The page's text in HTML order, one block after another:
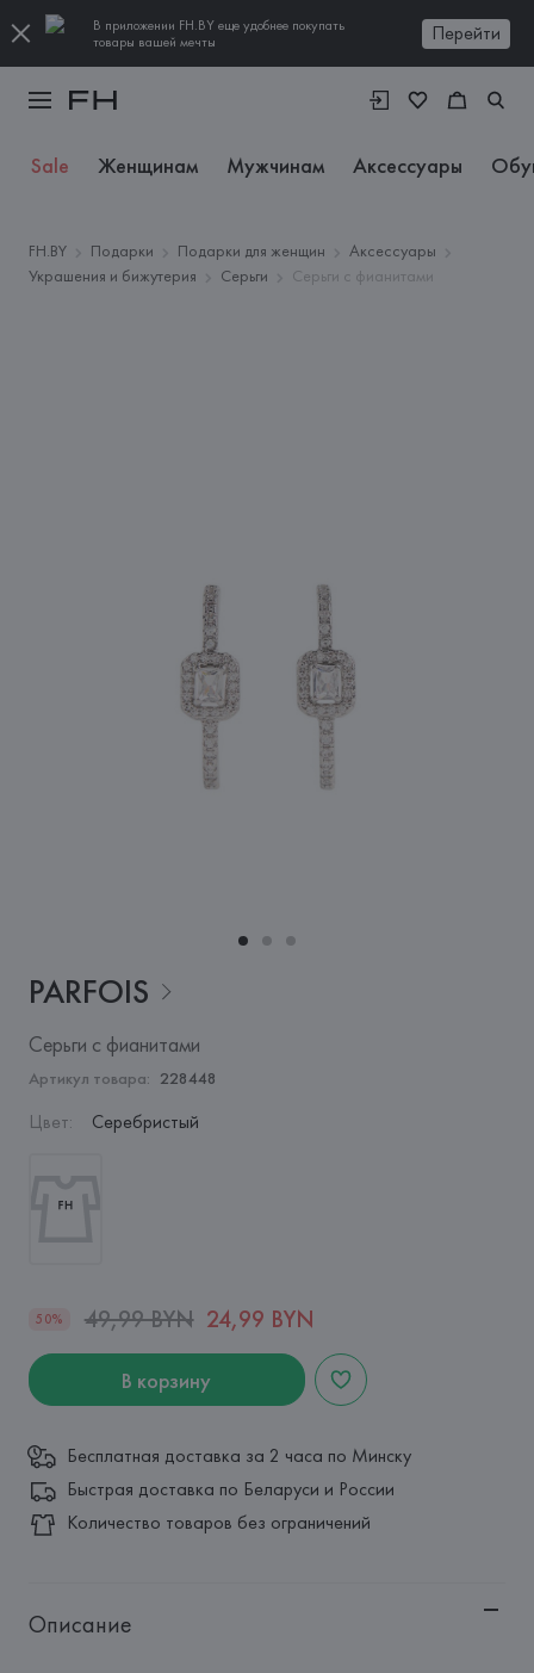
В приложении FH.BY еще удобнее покупать
товары вашей мечты
Перейти
Sale Женщинам Мужчинам Аксессуары
FH.BY Подарки Подарки для женщин
Аксессуары
Украшения и бижутерия
Серьги Серьги с фианитами
PARFOIS
Серьги с фианитами
Артикул товара: 228448
Цвет: Серебристый
50% 49,99 BYN 24,99 BYN
В корзину
Бесплатная доставка за 2 часа по Минску
Быстрая доставка по Беларуси и России
Количество товаров без ограничений
Описание